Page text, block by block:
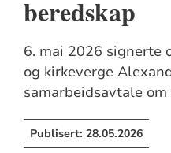
beredskap
6. mai 2026 signerte
og kirkeverge
samarbeidsavtale om
Publisert: 28.05.2026